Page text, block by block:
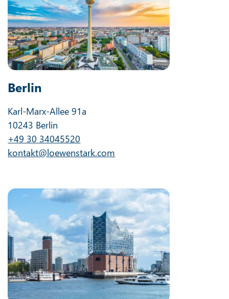
Berlin
Karl-Marx-Allee 91a
10243 Berlin
+49 30 34045520
kontakt@loewenstark.com